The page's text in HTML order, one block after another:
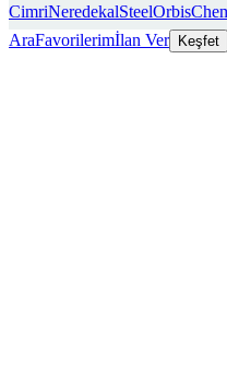
CimriNeredekalSteelOrbis
AraFavorilerimİlan Ver Keşfet